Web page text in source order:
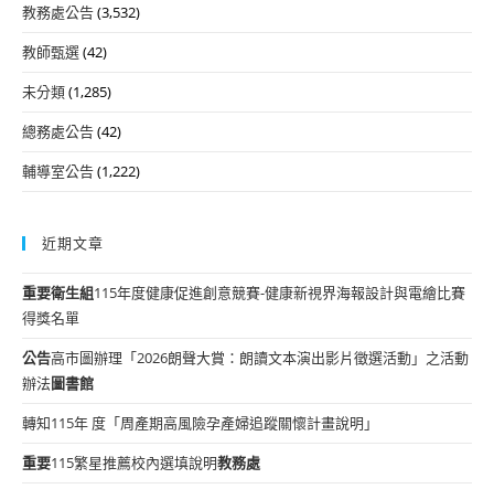
教務處公告(3,532)
教師甄選(42)
未分類(1,285)
總務處公告(42)
輔導室公告(1,222)
近期文章
重要衛生組115年度健康促進創意競賽-健康新視界海報設計與電繪比賽
得獎名單
公告高市圖辦理「2026朗聲大賞：朗讀文本演出影片徵選活動」之活動
辦法圖書館
轉知115年 度「周產期高風險孕產婦追蹤關懷計畫說明」
重要115繁星推薦校內選填說明教務處